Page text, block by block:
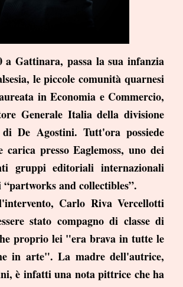
a Gattinara, passa la sua infanzia
le piccole comunità quarnesi
in Economia e Commercio,
Generale Italia della divisione
De Agostini. Tutt'ora possiede
carica presso Eaglemoss, uno dei
gruppi editoriali internazionali
“partworks and collectibles”.
Carlo Riva Vercellotti
stato compagno di classe di
proprio lei "era brava in tutte le
in arte". La madre dell'autrice,
è infatti una nota pittrice che ha